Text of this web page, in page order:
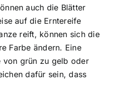
auch die Blätter
auf die Erntereife
reift, können sich die
Farbe ändern. Eine
von grün zu gelb oder
dafür sein, dass